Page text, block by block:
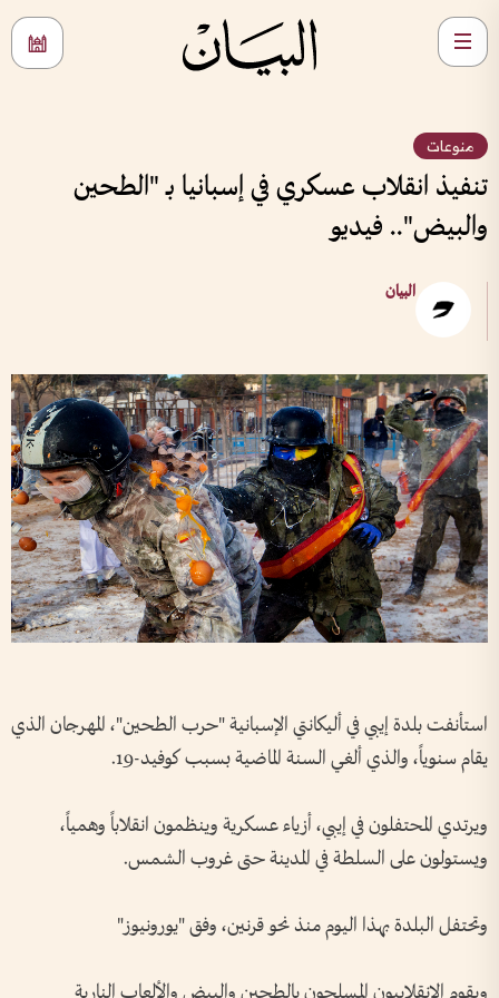
منوعات
تنفيذ انقلاب عسكري في إسبانيا بـ "الطحين
والبيض".. فيديو
البيان
استأنفت بلدة إيبي في أليكانتي الإسبانية "حرب الطحين"، المهرجان الذي
يقام سنوياً، والذي ألغي السنة الماضية بسبب كوفيد-19.
ويرتدي المحتفلون في إيبي، أزياء عسكرية وينظمون انقلاباً وهمياً،
ويستولون على السلطة في المدينة حتى غروب الشمس.
وتحتفل البلدة بهذا اليوم منذ نحو قرنين، وفق "يورونيوز"